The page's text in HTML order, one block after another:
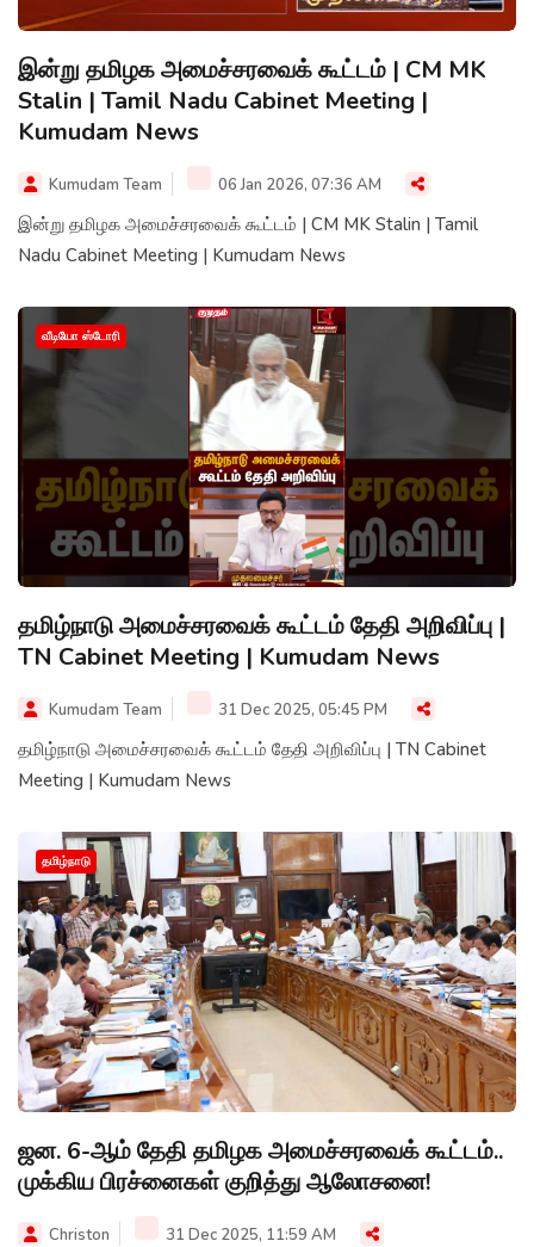
இன்று தமிழக அமைச்சரவைக் கூட்டம் | CM MK
Stalin | Tamil Nadu Cabinet Meeting |
Kumudam News
Kumudam Team 06 Jan 2026, 07:36 AM
இன்று தமிழக அமைச்சரவைக் கூட்டம் | CM MK Stalin | Tamil
Nadu Cabinet Meeting | Kumudam News
வீடியோ ஸ்டோரி
தமிழ்நாடு அமைச்சரவைக் கூட்டம் தேதி அறிவிப்பு |
TN Cabinet Meeting | Kumudam News
Kumudam Team 31 Dec 2025, 05:45 PM
தமிழ்நாடு அமைச்சரவைக் கூட்டம் தேதி அறிவிப்பு | TN Cabinet
Meeting | Kumudam News
தமிழ்நாடு
ஜன. 6-ஆம் தேதி தமிழக அமைச்சரவைக் கூட்டம்..
முக்கிய பிரச்னைகள் குறித்து ஆலோசனை!
Christon 31 Dec 2025, 11:59 AM